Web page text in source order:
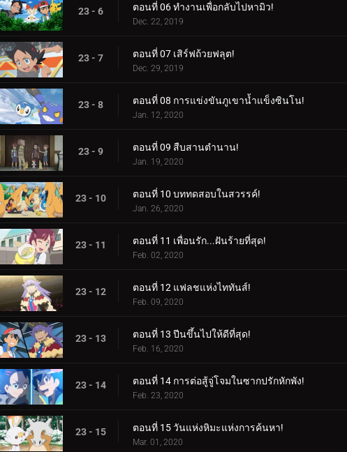
23 - 6 ตอนที่ 06 ทำงานเพื่อกลับไปหามิว!
Dec. 22, 2019
23 - 7 ตอนที่ 07 เสิร์ฟถ้วยฟลุต!
Dec. 29, 2019
23 - 8 ตอนที่ 08 การแข่งขันภูเขาน้ำแข็งซินโน!
Jan. 12, 2020
23 - 9 ตอนที่ 09 สืบสานตำนาน!
Jan. 19, 2020
23 - 10 ตอนที่ 10 บททดสอบในสวรรค์!
Jan. 26, 2020
23 - 11 ตอนที่ 11 เพื่อนรัก...ฝันร้ายที่สุด!
Feb. 02, 2020
23 - 12 ตอนที่ 12 แฟลชแห่งไททันส์!
Feb. 09, 2020
23 - 13 ตอนที่ 13 ปีนขึ้นไปให้ดีที่สุด!
Feb. 16, 2020
23 - 14 ตอนที่ 14 การต่อสู้จู่โจมในซากปรักหักพัง!
Feb. 23, 2020
23 - 15 ตอนที่ 15 วันแห่งหิมะแห่งการค้นหา!
Mar. 01, 2020